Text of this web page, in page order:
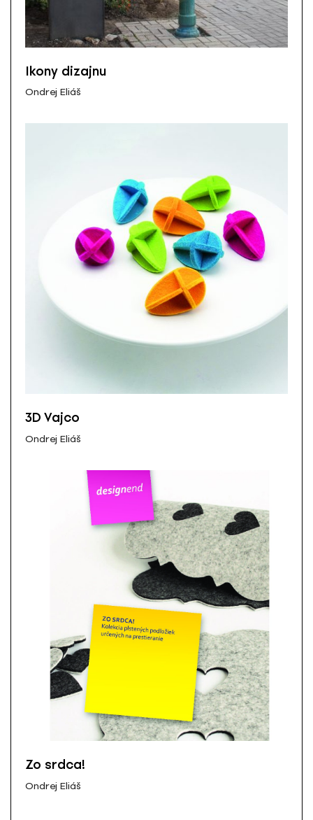
Ikony dizajnu
Ondrej Eliáš
3D Vajco
Ondrej Eliáš
Zo srdca!
Ondrej Eliáš